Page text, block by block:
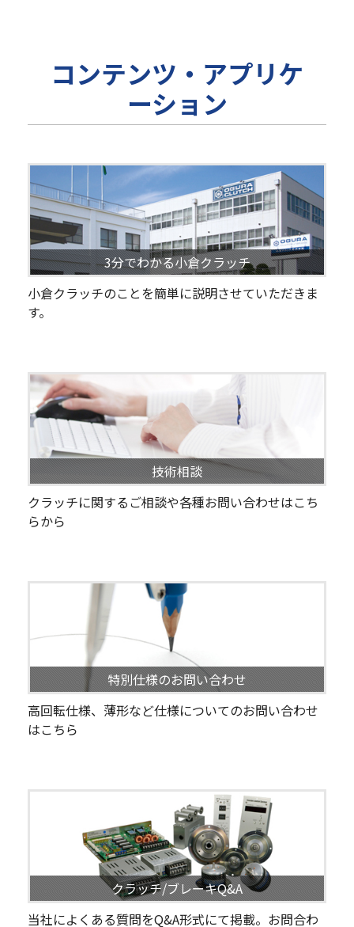
コンテンツ・アプリケ
ーション
3分でわかる小倉クラッチ
小倉クラッチのことを簡単に説明させていただきま
す。
技術相談
クラッチに関するご相談や各種お問い合わせはこち
らから
特別仕様のお問い合わせ
高回転仕様、薄形など仕様についてのお問い合わせ
はこちら
クラッチ/ブレーキQ&A
当社によくある質問をQ&A形式にて掲載。お問合わ